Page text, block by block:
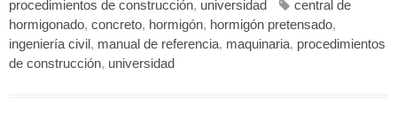
procedimientos de construcción, universidad
central de
hormigonado, concreto, hormigón, hormigón pretensado,
ingeniería civil , manual de referencia, maquinaria, procedimientos
de construcción, universidad